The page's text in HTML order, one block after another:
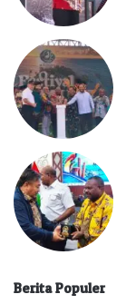
Berita Populer